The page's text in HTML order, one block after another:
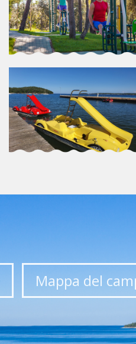
Mappa del